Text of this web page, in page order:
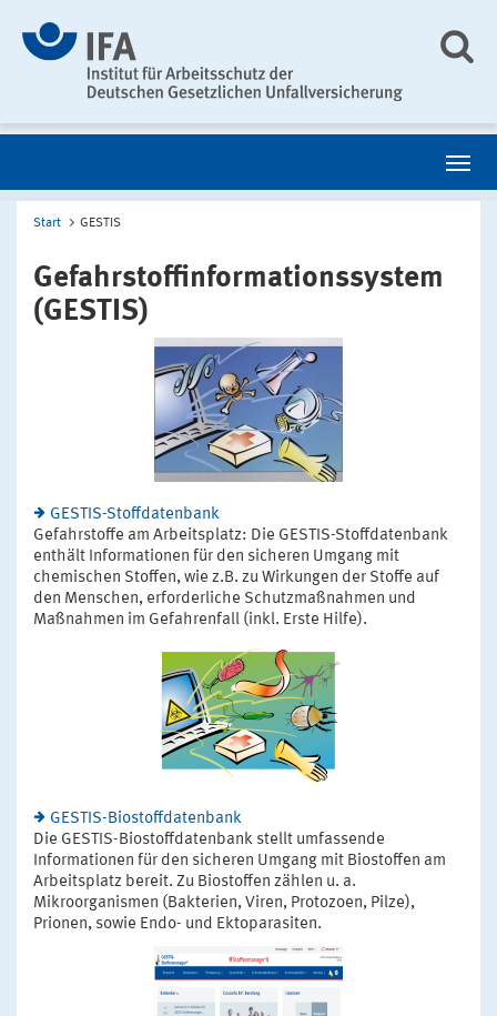
Start GESTIS
Gefahrstoffinformationssystem
(GESTIS)
GESTIS-Stoffdatenbank
Gefahrstoffe am Arbeitsplatz: Die GESTIS-Stoffdatenbank
enthält Informationen für den sicheren Umgang mit
chemischen Stoffen, wie z.B. zu Wirkungen der Stoffe auf
den Menschen, erforderliche Schutzmaßnahmen und
Maßnahmen im Gefahrenfall (inkl. Erste Hilfe).
GESTIS-Biostoffdatenbank
Die GESTIS-Biostoffdatenbank stellt umfassende
Informationen für den sicheren Umgang mit Biostoffen am
Arbeitsplatz bereit. Zu Biostoffen zählen u. a.
Mikroorganismen (Bakterien, Viren, Protozoen, Pilze),
Prionen, sowie Endo- und Ektoparasiten.